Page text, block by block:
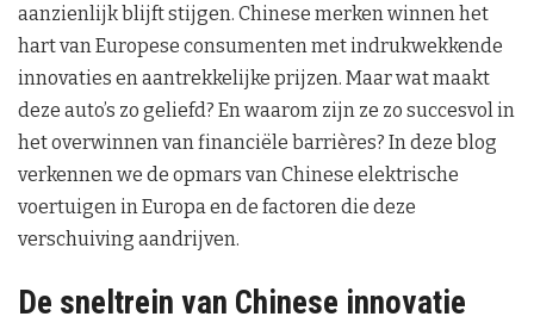
aanzienlijk blijft stijgen. Chinese merken winnen het
hart van Europese consumenten met indrukwekkende
innovaties en aantrekkelijke prijzen. Maar wat maakt
deze auto’s zo geliefd? En waarom zijn ze zo succesvol in
het overwinnen van financiële barrières? In deze blog
verkennen we de opmars van Chinese elektrische
voertuigen in Europa en de factoren die deze
verschuiving aandrijven.
De sneltrein van Chinese innovatie